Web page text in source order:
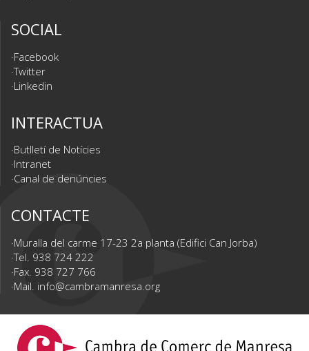
SOCIAL
Facebook
Twitter
Linkedin
INTERACTUA
Butlletí de Notícies
Intranet
Canal de denúncies
CONTACTE
Muralla del carme 17-23 2a planta (Edifici Can Jorba)
Tel. 938 724 222
Fax. 938 727 766
Mail. info@cambramanresa.org